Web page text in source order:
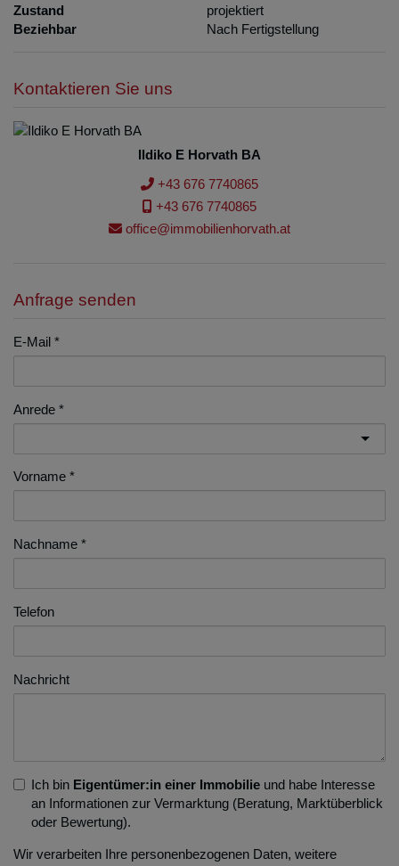
Zustand
projektiert
Beziehbar
Nach Fertigstellung
Kontaktieren Sie uns
Ildiko E Horvath BA
+43 676 7740865
+43 676 7740865
office@immobilienhorvath.at
Anfrage senden
E-Mail
Anrede
Vorname
Nachname
Telefon
Nachricht
Ich bin Eigentümer:in einer Immobilie und habe Interesse
an Informationen zur Vermarktung (Beratung, Marktüberblick
oder Bewertung).
Wir verarbeiten Ihre personenbezogenen Daten, weitere